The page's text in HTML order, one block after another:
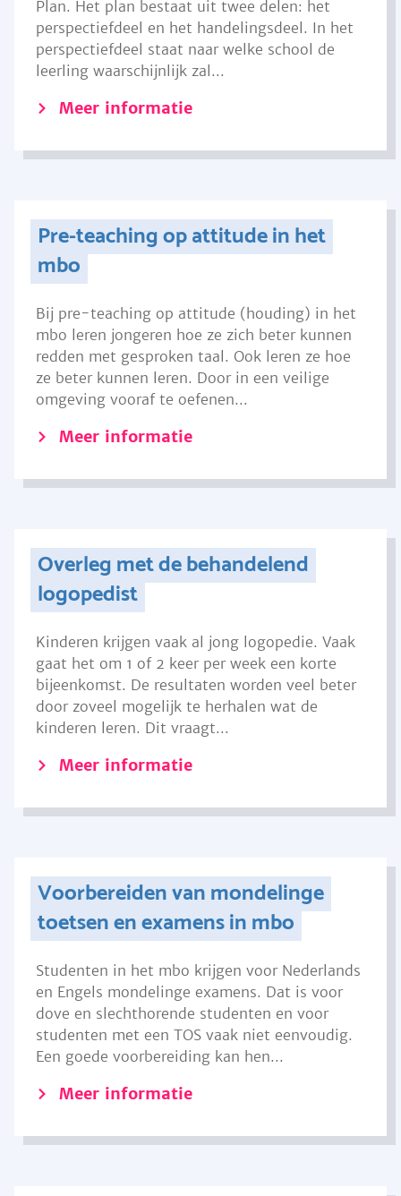
Plan. Het plan bestaat uit twee delen: het
perspectiefdeel en het handelingsdeel. In het
perspectiefdeel staat naar welke school de
leerling waarschijnlijk zal...
Meer informatie
Pre-teaching op attitude in het
mbo
Bij pre-teaching op attitude (houding) in het
mbo leren jongeren hoe ze zich beter kunnen
redden met gesproken taal. Ook leren ze hoe
ze beter kunnen leren. Door in een veilige
omgeving vooraf te oefenen...
Meer informatie
Overleg met de behandelend
logopedist
Kinderen krijgen vaak al jong logopedie. Vaak
gaat het om 1 of 2 keer per week een korte
bijeenkomst. De resultaten worden veel beter
door zoveel mogelijk te herhalen wat de
kinderen leren. Dit vraagt...
Meer informatie
Voorbereiden van mondelinge
toetsen en examens in mbo
Studenten in het mbo krijgen voor Nederlands
en Engels mondelinge examens. Dat is voor
dove en slechthorende studenten en voor
studenten met een TOS vaak niet eenvoudig.
Een goede voorbereiding kan hen...
Meer informatie